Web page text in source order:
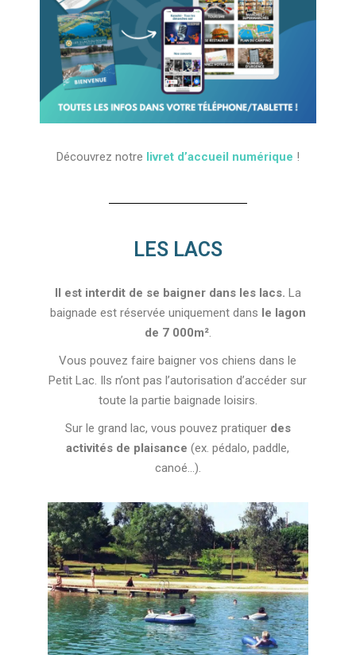
Découvrez notre livret d’accueil numérique !
LES LACS
Il est interdit de se baigner dans les lacs. La
baignade est réservée uniquement dans le lagon
de 7 000m².
Vous pouvez faire baigner vos chiens dans le
Petit Lac. Ils n’ont pas l’autorisation d’accéder sur
toute la partie baignade loisirs.
Sur le grand lac, vous pouvez pratiquer des
activités de plaisance (ex. pédalo, paddle,
canoé…).